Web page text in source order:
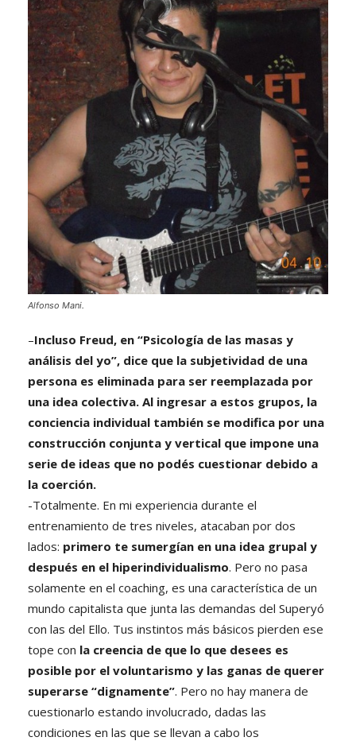
Alfonso Mani.
–Incluso Freud, en “Psicología de las masas y
análisis del yo”, dice que la subjetividad de una
persona es eliminada para ser reemplazada por
una idea colectiva. Al ingresar a estos grupos, la
conciencia individual también se modifica por una
construcción conjunta y vertical que impone una
serie de ideas que no podés cuestionar debido a
la coerción.
-Totalmente. En mi experiencia durante el
entrenamiento de tres niveles, atacaban por dos
lados: primero te sumergían en una idea grupal y
después en el hiperindividualismo. Pero no pasa
solamente en el coaching, es una característica de un
mundo capitalista que junta las demandas del Superyó
con las del Ello. Tus instintos más básicos pierden ese
tope con la creencia de que lo que desees es
posible por el voluntarismo y las ganas de querer
superarse “dignamente”. Pero no hay manera de
cuestionarlo estando involucrado, dadas las
condiciones en las que se llevan a cabo los